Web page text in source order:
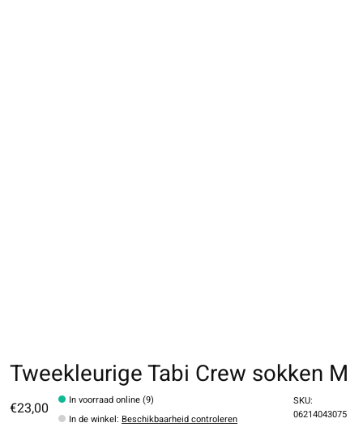
Tweekleurige Tabi Crew sokken M
€23,00
In voorraad online (9)
In de winkel: Beschikbaarheid controleren
SKU:
06214043075